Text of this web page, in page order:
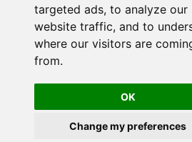
targeted ads, to analyze our
website traffic, and to
where our visitors are
from.
OK
Change my preferences
EMAIL
© 2026 Scriptcase